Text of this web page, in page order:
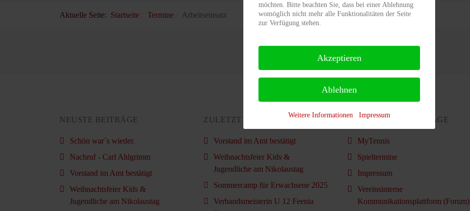
Aktuelle Seite: Startseite Termine Arbeitseinsatz
NEUSTE BEITRÄGE
Schön war´s wieder.
Nachruf - Carl Ahlgrimm
Vorstand im Amt bestätigt
Weihnachtsfeier Kids &
Jugendliche am Nikolaustag
ZULETZT AKTUALISIERT
Vorstand im Amt bestätigt
Weihnachtsfeier Kids &
Jugendliche am Nikolaustag
Sommercamp für Erwachsene 2025
Verbandsmeisterin U 12 Feenia
BELIEBTESTE BEITRÄGE
MyTennis
Spieltermine
Impressum
Vereinsinterne
Kommunikationsplattform (Forum)
möchten. Bitte beachten Sie, dass bei einer Ablehnung
womöglich nicht mehr alle Funktionalitäten der Seite
zur Verfügung stehen.
Akzeptieren
Ablehnen
Weitere Informationen Impressum